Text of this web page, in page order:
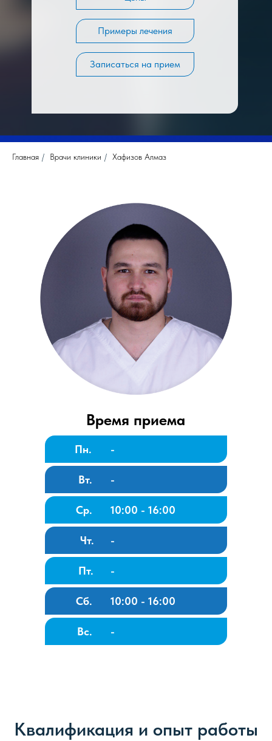
Примеры лечения
Записаться на прием
Главная / Врачи клиники / Хафизов Алмаз
Вс. -
Сб. 10:00 - 16:00
Пт. -
Чт. -
Ср. 10:00 - 16:00
Вт. -
Время приема
Пн. -
Квалификация и опыт работы